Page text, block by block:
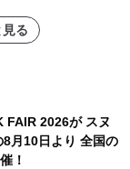
る
FAIR 2026が スヌ
月10日より 全国の
！